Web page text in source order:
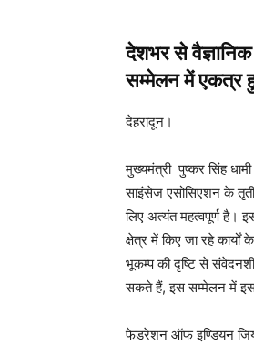
देशभर से
सम्मेलन में एकत्र
देहरादून।
मुख्यमंत्री पुष्कर सिंह
साइंसेज एसोसिएशन के
लिए अत्यंत महत्वपूर्ण है।
क्षेत्र में किए जा रहे
भूकम्प की दृष्टि से
सकते हैं, इस सम्मेलन में इस
फेडरेशन ऑफ इण्डियन